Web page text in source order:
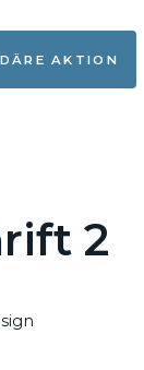
AKTION
2